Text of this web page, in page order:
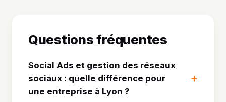
Questions fréquentes
Social Ads et gestion des réseaux
sociaux : quelle différence pour
une entreprise à Lyon ?